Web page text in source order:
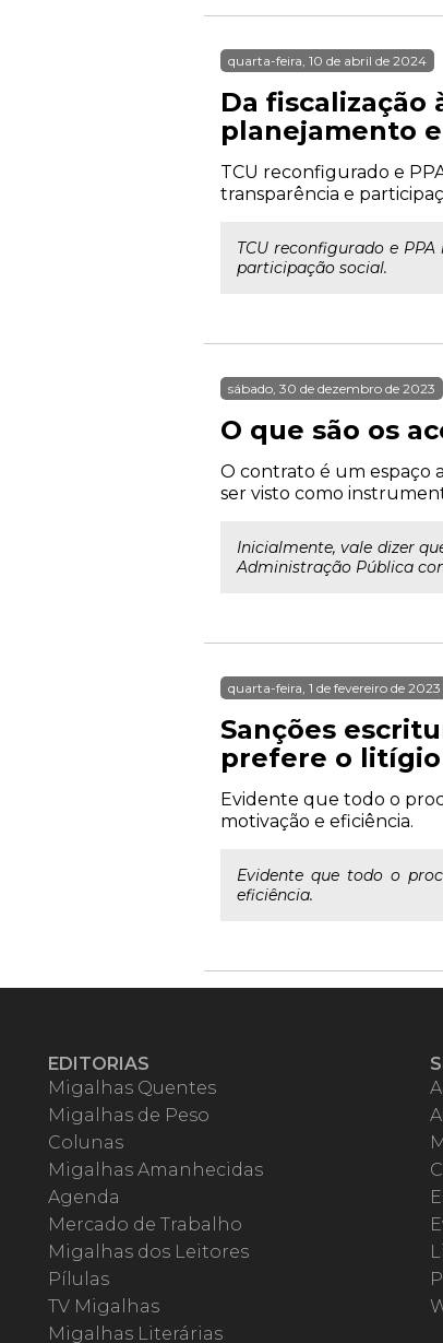
quarta-feira, 10 de abril de 2024
Da fiscalização
planejamento
TCU reconfigurado e
transparência e
TCU reconfigurado e
participação social.
sábado, 30 de dezembro de 2023
O que são os
O contrato é um espaço
ser visto como
Inicialmente, vale dizer
Administração Pública
quarta-feira, 1 de fevereiro de 2023
Sanções
prefere o litígio
Evidente que todo o
motivação e eficiência.
Evidente que todo o
eficiência.
EDITORIAS
Migalhas Quentes
Migalhas de Peso
Colunas
Migalhas Amanhecidas
Agenda
Mercado de Trabalho
Migalhas dos Leitores
Pílulas
TV Migalhas
Migalhas Literárias